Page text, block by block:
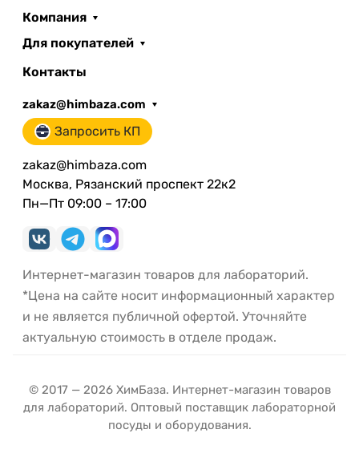
Компания
Для покупателей
Контакты
zakaz@himbaza.com
Запросить КП
zakaz@himbaza.com
Москва, Рязанский проспект 22к2
Пн—Пт 09:00 – 17:00
Интернет-магазин товаров для лабораторий.
*Цена на сайте носит информационный характер
и не является публичной офертой. Уточняйте
актуальную стоимость в отделе продаж.
© 2017 — 2026 ХимБаза. Интернет-магазин товаров
для лабораторий. Оптовый поставщик лабораторной
посуды и оборудования.